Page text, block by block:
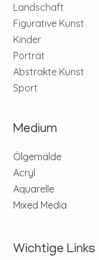
Landschaft
Figurative Kunst
Kinder
Porträt
Abstrakte Kunst
Sport
Medium
Ölgemälde
Acryl
Aquarelle
Mixed Media
Wichtige Links